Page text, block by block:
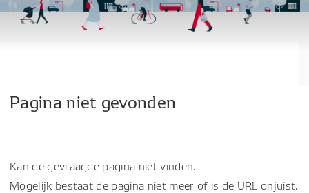
Pagina niet gevonden
Kan de gevraagde pagina niet vinden.
Mogelijk bestaat de pagina niet meer of is de URL onjuist.